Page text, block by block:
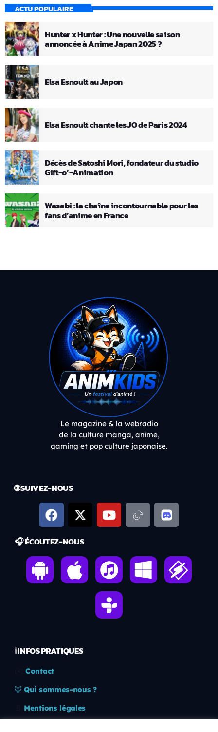
ACTU POPULAIRE
Hunter x Hunter : Une nouvelle saison
annoncée à Anime Japan 2025 ?
Elsa Esnoult au Japon
Elsa Esnoult chante les JO de Paris 2024
Décès de Satoshi Mori, fondateur du studio
Gift-o’-Animation
Wasabi : la chaîne incontournable pour les
fans d’anime en France
Le magazine & la webradio
de la culture manga, anime,
gaming et pop culture japonaise.
🌐 SUIVEZ-NOUS
🎧 ÉCOUTEZ-NOUS
ℹ️ INFOS PRATIQUES
Contact
🦊 Qui sommes-nous ?
Mentions légales